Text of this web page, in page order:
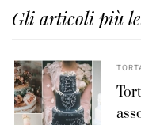
Gli articoli più